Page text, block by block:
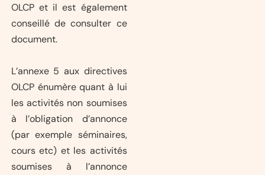
OLCP et il est également
conseillé de consulter ce
document.
L’annexe 5 aux directives
OLCP énumère quant à lui
les activités non soumises
à l’obligation d’annonce
(par exemple séminaires,
cours etc) et les activités
soumises à l’annonce